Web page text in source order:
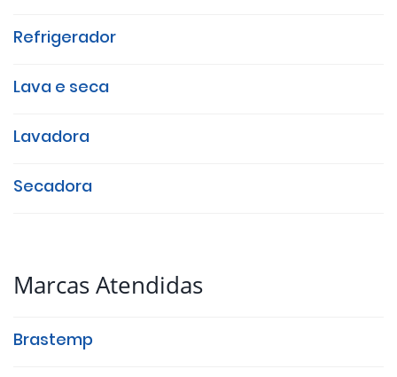
Refrigerador
Lava e seca
Lavadora
Secadora
Marcas Atendidas
Brastemp